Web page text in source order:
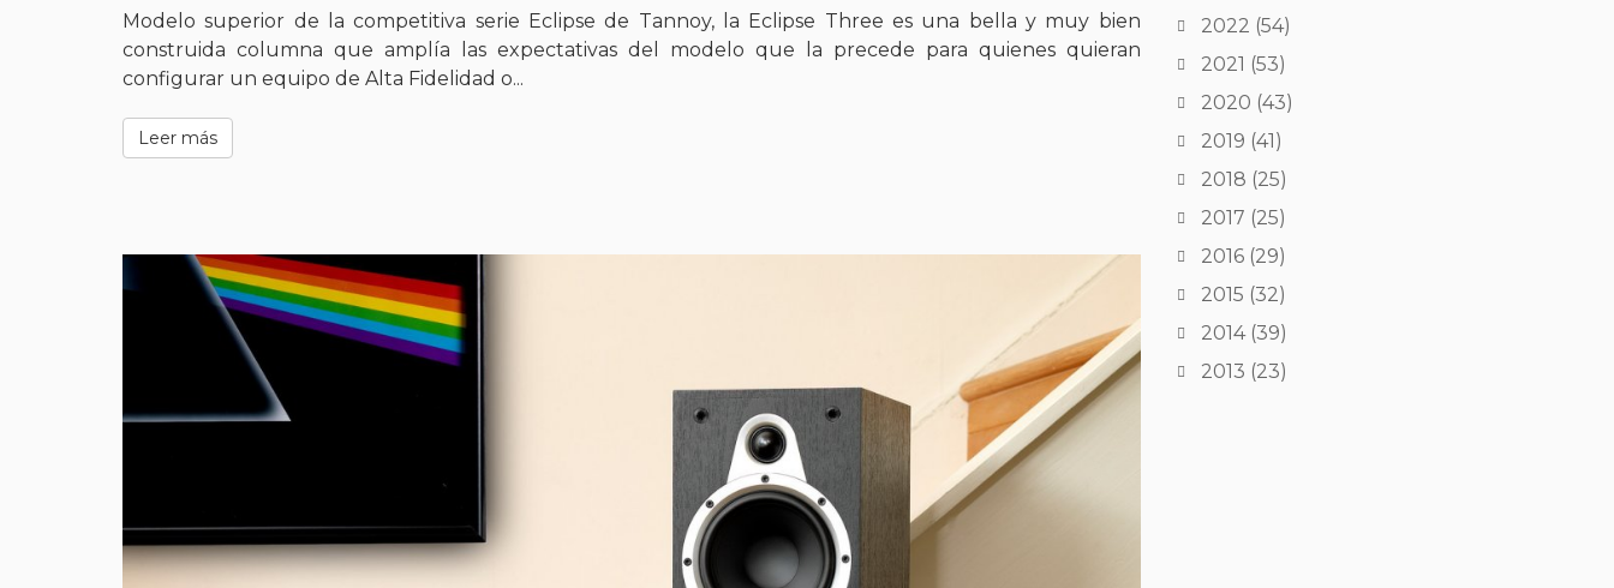
Modelo superior de la competitiva serie Eclipse de Tannoy, la Eclipse Three es una bella y muy bien
construida columna que amplía las expectativas del modelo que la precede para quienes quieran
configurar un equipo de Alta Fidelidad o...
Leer más
2022 (54)
2021 (53)
2020 (43)
2019 (41)
2018 (25)
2017 (25)
2016(29)
2015 (32)
2014(39)
2013 (23)